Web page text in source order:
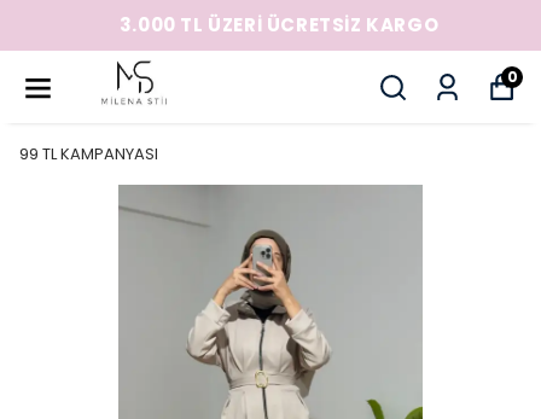
3.000 TL ÜZERİ ÜCRETSİZ KARGO
0
99 TL KAMPANYASI